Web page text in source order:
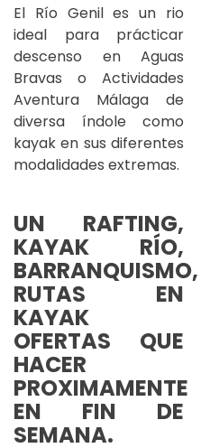
El Río Genil es un rio
ideal para prácticar
descenso en Aguas
Bravas o Actividades
Aventura Málaga de
diversa índole como
kayak en sus diferentes
modalidades extremas.
UN RAFTING,
KAYAK RÍO,
BARRANQUISMO,
RUTAS EN
KAYAK
OFERTAS QUE
HACER
PROXIMAMENTE
EN FIN DE
SEMANA.